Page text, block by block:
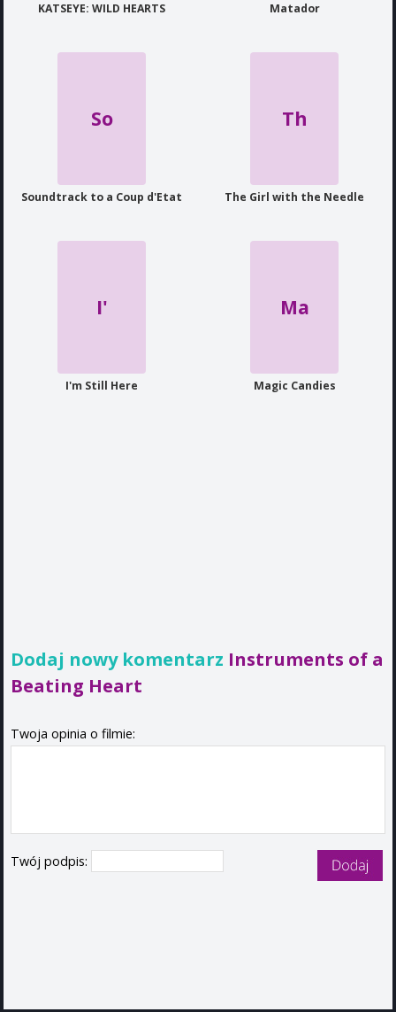
KATSEYE: WILD HEARTS Matador
So
Soundtrack to a Coup d'Etat
Th
The Girl with the Needle
I'
I'm Still Here
Ma
Magic Candies
Dodaj nowy komentarz Instruments of a
Beating Heart
Twoja opinia o filmie:
Twój podpis: